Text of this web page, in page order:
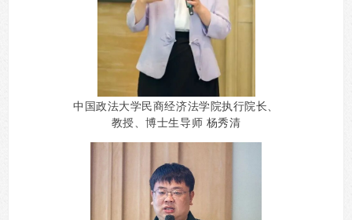
中国政法大学民商经济法学院执行院长、
教授、博士生导师 杨秀清